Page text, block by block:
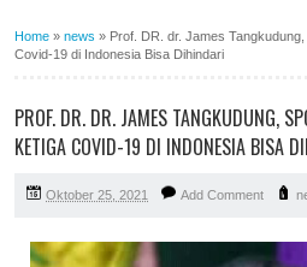
Home » news » Prof. DR. dr. James
Covid-19 di Indonesia Bisa Dihindari
PROF. DR. DR. JAMES TANGKUDUNG,
KETIGA COVID-19 DI INDONESIA BISA
Oktober 25, 2021 Add Comment